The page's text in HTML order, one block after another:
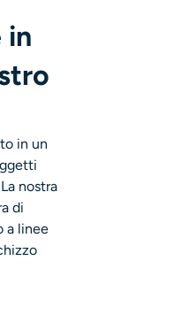
in
in un
nostra
di
a linee